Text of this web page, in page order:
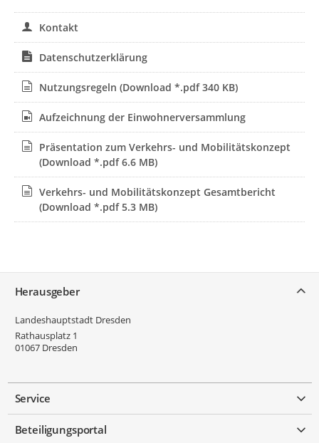
Kontakt
Datenschutzerklärung
Nutzungsregeln (Download *.pdf 340 KB)
Aufzeichnung der Einwohnerversammlung
Präsentation zum Verkehrs- und Mobilitätskonzept
(Download *.pdf 6.6 MB)
Verkehrs- und Mobilitätskonzept Gesamtbericht
(Download *.pdf 5.3 MB)
Herausgeber
Landeshauptstadt Dresden
Rathausplatz 1
01067 Dresden
Service
Beteiligungsportal